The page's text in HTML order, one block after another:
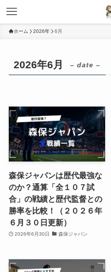
ホーム 2026年 6月
2026年6月 – date –
森保ジャパンは歴代最強な
のか？通算「全１０７試
合」の戦績と歴代監督との
勝率を比較！（２０２６年
６月３０日更新）
2026年6月30日 森保ジャパン